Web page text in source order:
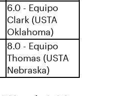
6.0 - Equipo
Clark (USTA
Oklahoma)
8.0 - Equipo
Thomas (USTA
Nebraska)